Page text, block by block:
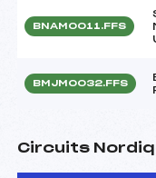
BNAM0011.FFS
BMJM0032.FFS
Circuits